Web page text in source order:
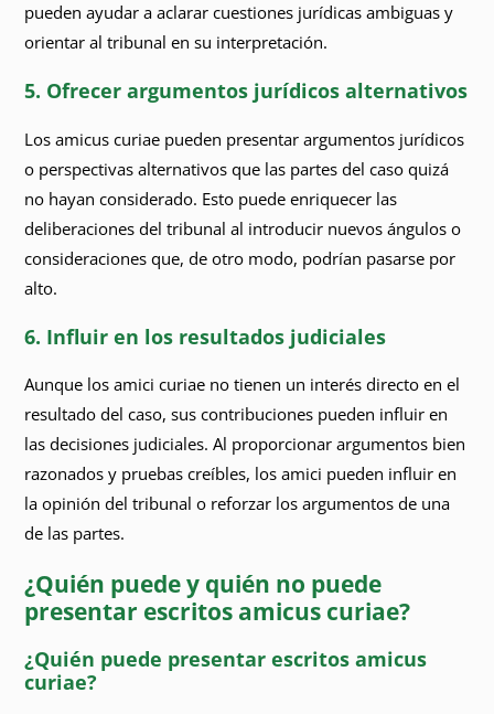
pueden ayudar a aclarar cuestiones jurídicas ambiguas y
orientar al tribunal en su interpretación.
5. Ofrecer argumentos jurídicos alternativos
Los amicus curiae pueden presentar argumentos jurídicos
o perspectivas alternativos que las partes del caso quizá
no hayan considerado. Esto puede enriquecer las
deliberaciones del tribunal al introducir nuevos ángulos o
consideraciones que, de otro modo, podrían pasarse por
alto.
6. Influir en los resultados judiciales
Aunque los amici curiae no tienen un interés directo en el
resultado del caso, sus contribuciones pueden influir en
las decisiones judiciales. Al proporcionar argumentos bien
razonados y pruebas creíbles, los amici pueden influir en
la opinión del tribunal o reforzar los argumentos de una
de las partes.
¿Quién puede y quién no puede
presentar escritos amicus curiae?
¿Quién puede presentar escritos amicus
curiae?